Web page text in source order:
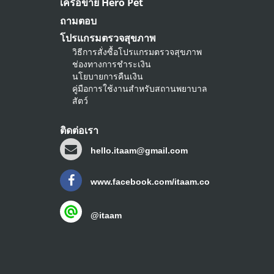
ถามตอบ
โปรแกรมตรวจสุขภาพ
วิธีการสั่งซื้อโปรแกรมตรวจสุขภาพ
ช่องทางการชำระเงิน
นโยบายการคืนเงิน
คู่มือการใช้งานสำหรับสถานพยาบาล
สัตว์
ติดต่อเรา
hello.itaam@gmail.com
www.facebook.com/itaam.co
@itaam